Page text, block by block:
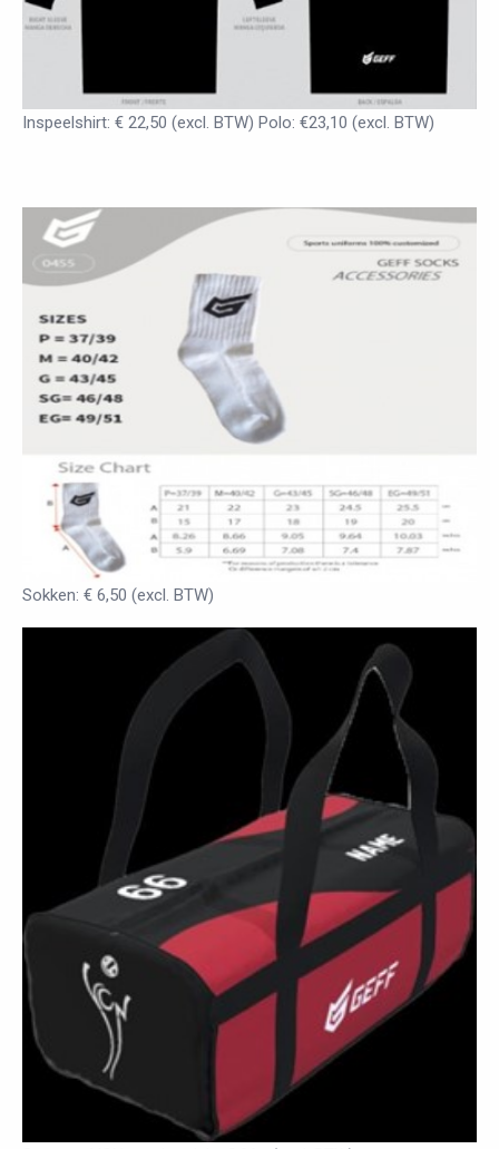
Inspeelshirt: € 22,50 (excl. BTW) Polo: €23,10 (excl. BTW)
Sokken: € 6,50 (excl. BTW)